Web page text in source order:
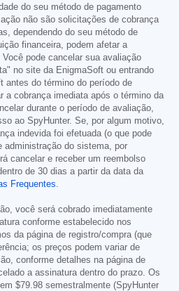
do seu método de pagamento
não são solicitações de cobrança
dependendo do seu método de
financeira, podem afetar a
pode cancelar sua avaliação
no site da EnigmaSoft ou entrando
antes do término do período de
a cobrança imediata após o término da
durante o período de avaliação,
ao SpyHunter. Se, por algum motivo,
indevida foi efetuada (o que pode
administração do sistema, por
cancelar e receber um reembolso
de 30 dias a partir da data da
Frequentes.
você será cobrado imediatamente
conforme estabelecido nos
da página de registro/compra (que
os preços podem variar de
conforme detalhes na página de
a assinatura dentro do prazo. Os
$79.98 semestralmente (SpyHunter